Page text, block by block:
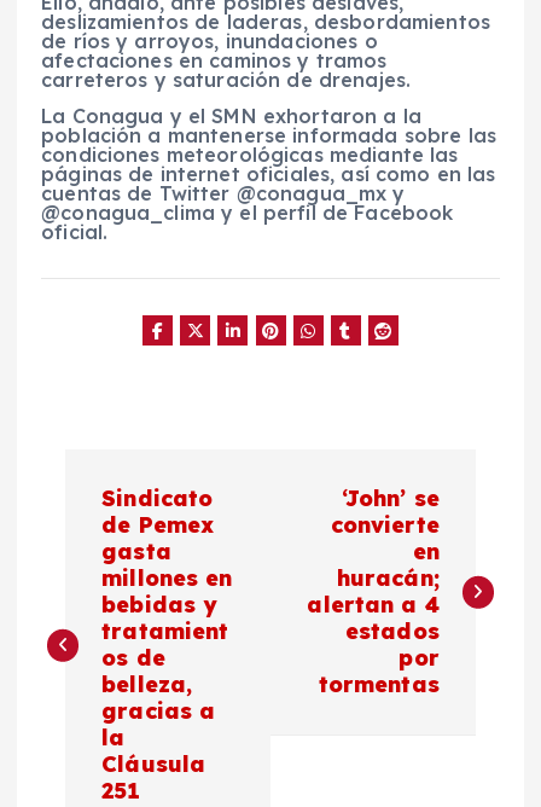
deslizamientos de laderas, desbordamientos
de ríos y arroyos, inundaciones o
afectaciones en caminos y tramos
carreteros y saturación de drenajes.
La Conagua y el SMN exhortaron a la
población a mantenerse informada sobre las
condiciones meteorológicas mediante las
páginas de internet oficiales, así como en las
cuentas de Twitter @conagua_mx y
@conagua_clima y el perfil de Facebook
oficial.
e
Sindicato
de Pemex
gasta
millones en
bebidas y
tratamient
os de
belleza,
gracias a
la
Cláusula
251
‘John’ se
convierte
en
huracán;
alertan a 4
estados
por
tormentas